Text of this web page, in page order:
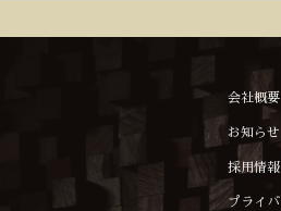
会社概要
お知らせ
採用情報
プライ